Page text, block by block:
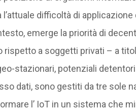
difficoltà di
emerge la priorità di
rispetto a soggetti privati – a
stazionari, potenziali
dati, sono gestiti da tre sole
l’ IoT in un sistema che